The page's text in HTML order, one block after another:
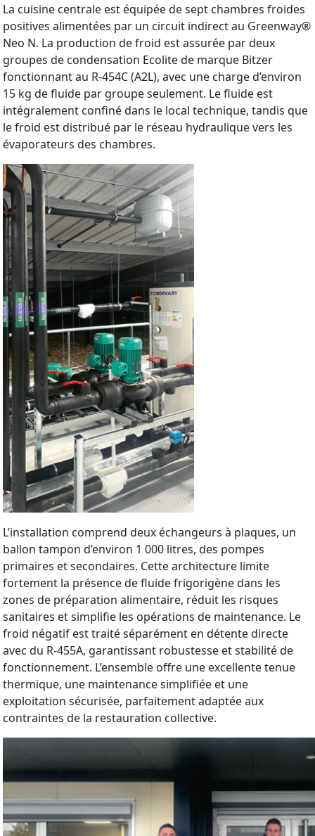
La cuisine centrale est équipée de sept chambres froides
positives alimentées par un circuit indirect au Greenway®
Neo N. La production de froid est assurée par deux
groupes de condensation Ecolite de marque Bitzer
fonctionnant au R-454C (A2L), avec une charge d’environ
15 kg de fluide par groupe seulement. Le fluide est
intégralement confiné dans le local technique, tandis que
le froid est distribué par le réseau hydraulique vers les
évaporateurs des chambres.
L’installation comprend deux échangeurs à plaques, un
ballon tampon d’environ 1 000 litres, des pompes
primaires et secondaires. Cette architecture limite
fortement la présence de fluide frigorigène dans les
zones de préparation alimentaire, réduit les risques
sanitaires et simplifie les opérations de maintenance. Le
froid négatif est traité séparément en détente directe
avec du R-455A, garantissant robustesse et stabilité de
fonctionnement. L’ensemble offre une excellente tenue
thermique, une maintenance simplifiée et une
exploitation sécurisée, parfaitement adaptée aux
contraintes de la restauration collective.